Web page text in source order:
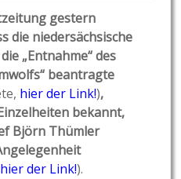
gestern
die niedersächsische
„Entnahme“ des
beantragte
hier der Link!),
bekannt,
Björn Thümler
hier der Link!).